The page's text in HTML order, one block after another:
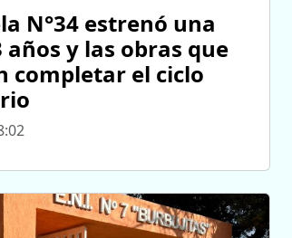
N°34 estrenó una
años y las obras que
completar el ciclo